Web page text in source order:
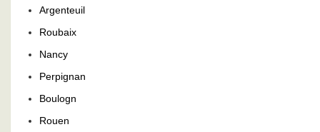
Argenteuil
Roubaix
Nancy
Perpignan
Boulogn
Rouen